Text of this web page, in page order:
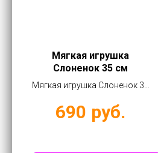
Мягкая игрушка
Слоненок 35 см
Мягкая игрушка Слоненок 35
690 руб.